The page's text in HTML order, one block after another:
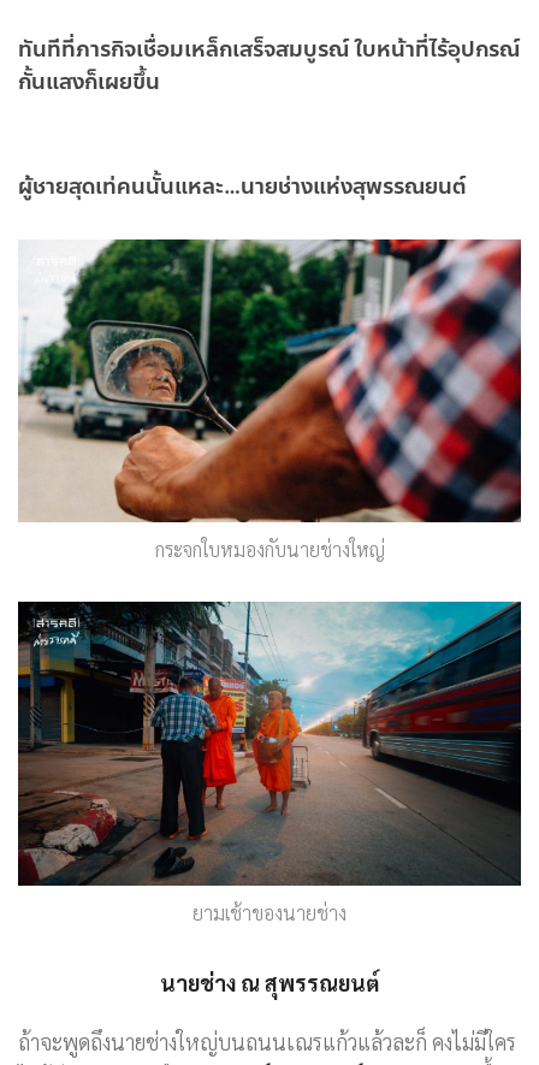
ทันทีที่ภารกิจเชื่อมเหล็กเสร็จสมบูรณ์ ใบหน้าที่ไร้อุปกรณ์
กั้นแสงก็เผยขึ้น
ผู้ชายสุดเท่คนนั้นแหละ…นายช่างแห่งสุพรรณยนต์
กระจกใบหมองกับนายช่างใหญ่
ยามเช้าของนายช่าง
นายช่าง ณ สุพรรณยนต์
ถ้าจะพูดถึงนายช่างใหญ่บนถนนเณรแก้วแล้วละก็ คงไม่มีใคร